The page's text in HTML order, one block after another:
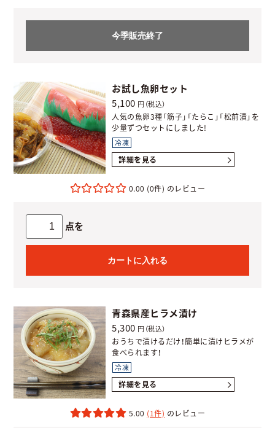
今季販売終了
お試し魚卵セット
5,100 円（税込）
人気の魚卵3種「筋子」「たらこ」「松前漬」を
少量ずつセットにしました!
冷凍
詳細を見る
0.00 (0件)
点を
カートに入れる
青森県産ヒラメ漬け
5,300 円（税込）
おうちで漬けるだけ！簡単に漬けヒラメが
食べられます！
冷凍
詳細を見る
5.00 (1件)